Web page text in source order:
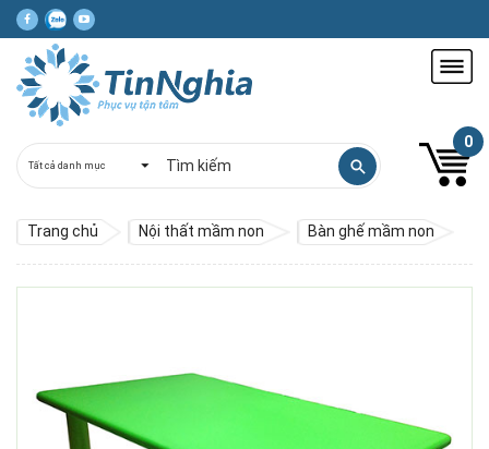
0
Trang chủ Nội thất mầm non Bàn ghế mầm non